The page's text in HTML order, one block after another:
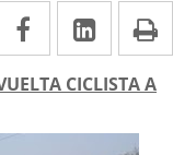
Facebook
Enlace
a
una
aplicación
Enlace
a
una
CICLISTA A